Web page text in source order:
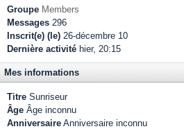
Groupe Members
Messages 296
Inscrit(e) (le) 26-décembre 10
Dernière activité hier, 20:15
Mes informations
Titre Sunriseur
Âge Âge inconnu
Anniversaire Anniversaire inconnu